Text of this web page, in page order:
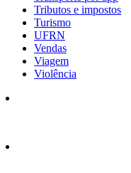
Tributos e impostos
Turismo
UFRN
Vendas
Viagem
Violência